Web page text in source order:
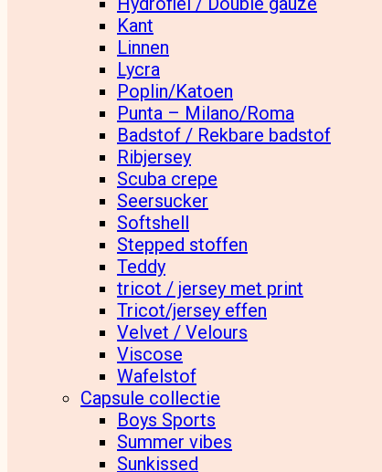
Kant
Linnen
Lycra
Poplin/Katoen
Punta – Milano/Roma
Badstof / Rekbare badstof
Ribjersey
Scuba crepe
Seersucker
Softshell
Stepped stoffen
Teddy
tricot / jersey met print
Tricot/jersey effen
Velvet / Velours
Viscose
Wafelstof
Capsule collectie
Boys Sports
Summer vibes
Sunkissed